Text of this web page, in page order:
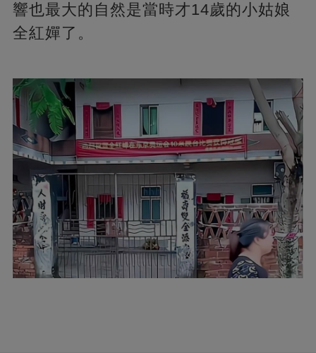
響也最大的自然是當時才14歲的小姑娘
全紅嬋了。